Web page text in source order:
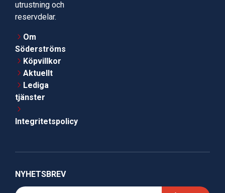
utrustning och
reservdelar.
Om
Söderströms
Köpvillkor
Aktuellt
Lediga
tjänster
Integritetspolicy
NYHETSBREV